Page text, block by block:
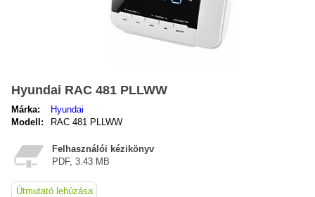
Hyundai RAC 481 PLLWW
Márka:
Hyundai
Modell:
RAC 481 PLLWW
Felhasználói kézikönyv
PDF, 3.43 MB
Útmutató lehúzása